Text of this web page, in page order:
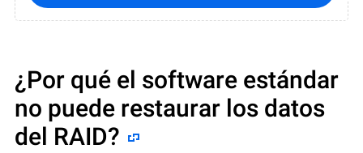
¿Por qué el software estándar
no puede restaurar los datos
del RAID?